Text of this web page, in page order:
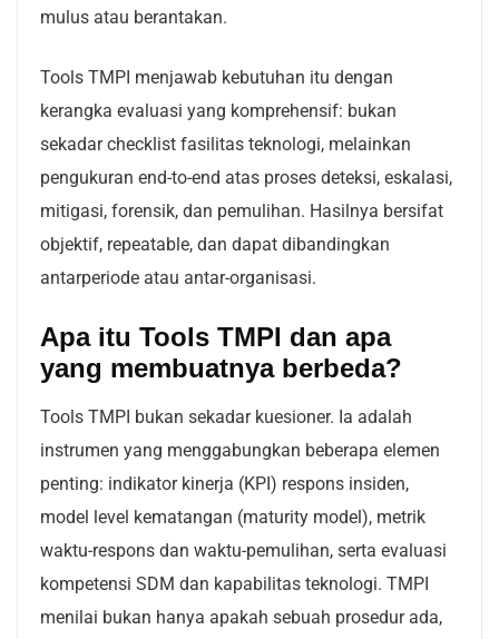
mulus atau berantakan.
Tools TMPI menjawab kebutuhan itu dengan
kerangka evaluasi yang komprehensif: bukan
sekadar checklist fasilitas teknologi, melainkan
pengukuran end-to-end atas proses deteksi, eskalasi,
mitigasi, forensik, dan pemulihan. Hasilnya bersifat
objektif, repeatable, dan dapat dibandingkan
antarperiode atau antar-organisasi.
Apa itu Tools TMPI dan apa
yang membuatnya berbeda?
Tools TMPI bukan sekadar kuesioner. Ia adalah
instrumen yang menggabungkan beberapa elemen
penting: indikator kinerja (KPI) respons insiden,
model level kematangan (maturity model), metrik
waktu-respons dan waktu-pemulihan, serta evaluasi
kompetensi SDM dan kapabilitas teknologi. TMPI
menilai bukan hanya apakah sebuah prosedur ada,